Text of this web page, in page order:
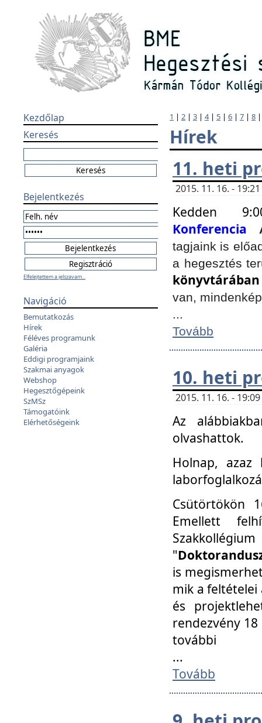
Kezdőlap
Keresés
Bejelentkezés
Elfelejtettem a jelszavam...
Navigáció
Bemutatkozás
Hírek
Féléves programunk
Galéria
Eddigi programjaink
Szakmai anyagok
Webshop
Hegesztőgépeink
SzMSz
Támogatóink
Elérhetőségeink
1 | 2 | 3 | 4| 5 | 6 | 7 | 8
Hírek
11. heti
2015. 11. 16. -
Kedden
Konferencia
tagjaink is
a hegesztés
könyvtárában
van,
...
Tovább
10. heti
2015. 11. 16. -
Az
olvashattok.
Holnap, azaz
Csütörtökön
Emellett
"
is
mik a feltételei
és
rendezvény
további
...
Tovább